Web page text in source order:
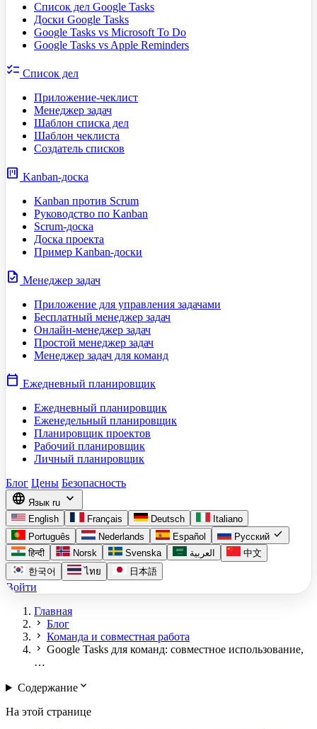
Список дел Google Tasks
Доски Google Tasks
Google Tasks vs Microsoft To Do
Google Tasks vs Apple Reminders
checklist Список дел
Приложение-чеклист
Менеджер задач
Шаблон списка дел
Шаблон чеклиста
Создатель списков
view_kanban Kanban-доска
Kanban против Scrum
Руководство по Kanban
Scrum-доска
Доска проекта
Пример Kanban-доски
task Менеджер задач
Приложение для управления задачами
Бесплатный менеджер задач
Онлайн-менеджер задач
Простой менеджер задач
Менеджер задач для команд
calendar_today Ежедневный планировщик
Ежедневный планировщик
Еженедельный планировщик
Планировщик проектов
Рабочий планировщик
Личный планировщик
Блог Цены Безопасность
language Язык ru expand_more
English Français Deutsch
Italiano
Português
Nederlands Español Русский check
हिन्दी Norsk Svenska العربية
中文
한국어
ไทย 日本語
Войти
Главная
chevron_right Блог
chevron_right Команда и совместная работа
chevron_right Google Tasks для команд: совместное использование,
…
Содержаниеexpand_more
На этой странице